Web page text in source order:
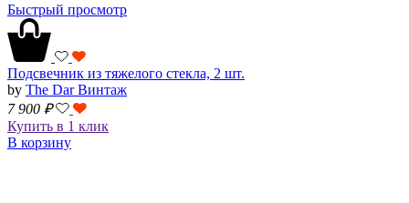
Быстрый просмотр
Подсвечник из тяжелого стекла, 2 шт.
by The Dar Винтаж
7 900 ₽
Купить в 1 клик
В корзину